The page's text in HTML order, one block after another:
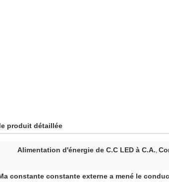
produit détaillée
Alimentation d'énergie de C.C LED à C.A.,
constante constante externe a mené le